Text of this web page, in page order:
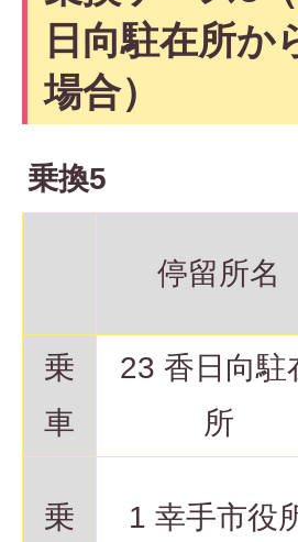
日向駐在所か
場合）
乗換5
停留所名
乗
車
23 香日向駐
所
乗
1 幸手市役